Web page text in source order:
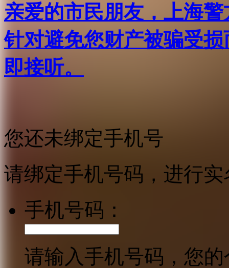
亲爱的市民朋友，上海
针对避免您财产被骗受
即接听。
您还未绑定手机号
请绑定手机号码，进行
手机号码：
请输入手机号码，您